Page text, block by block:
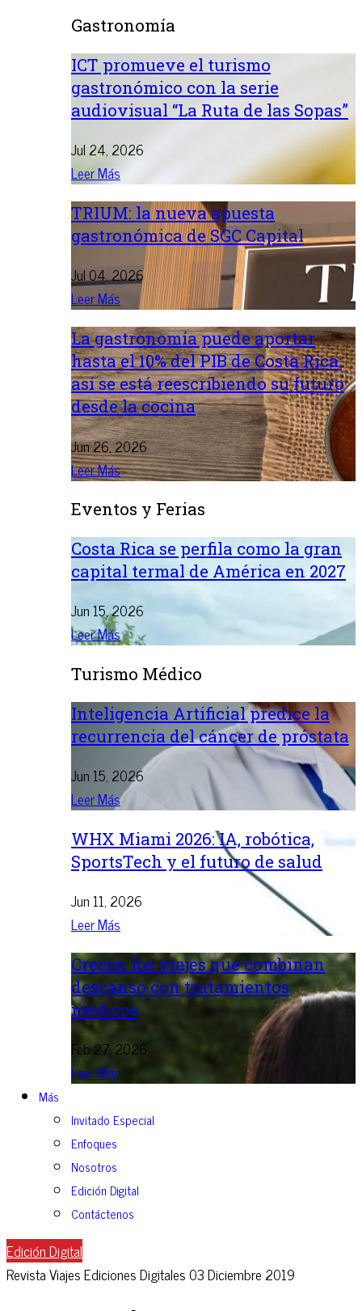
Gastronomía
ICT promueve el turismo
gastronómico con la serie
audiovisual “La Ruta de las Sopas”
Jul 24, 2026
Leer Más
TRIUM: la nueva apuesta
gastronómica de SGC Capital
Jul 04, 2026
Leer Más
La gastronomía puede aportar
hasta el 10% del PIB de Costa Rica:
así se está reescribiendo su futuro
desde la cocina
Jun 26, 2026
Leer Más
Eventos y Ferias
Costa Rica se perfila como la gran
capital termal de América en 2027
Jun 15, 2026
Leer Más
Turismo Médico
Inteligencia Artificial predice la
recurrencia del cáncer de próstata
Jun 15, 2026
Leer Más
WHX Miami 2026: IA, robótica,
SportsTech y el futuro de salud
Jun 11, 2026
Leer Más
Crecen los viajes que combinan
descanso con tratamientos
médicos
Feb 27, 2026
Leer Más
Más
Invitado Especial
Enfoques
Nosotros
Edición Digital
Contáctenos
Edición Digital
Revista ViajesEdiciones Digitales03 Diciembre 2019